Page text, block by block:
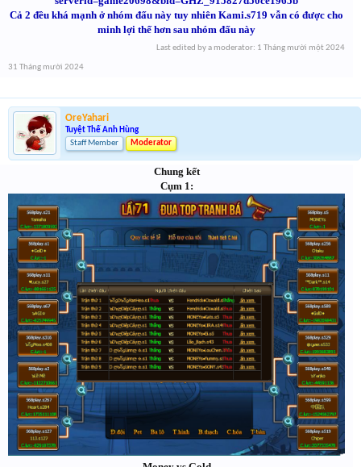
Cả 2 đều khá mạnh ở nhóm đấu này tuy nhiên Kami.s719 vẫn có được cho
minh lợi thế hơn sau nhóm đấu này
Last edited by a moderator: 1 Tháng mười một 2024
31 Tháng mười 2024
OreYahari
Tuyệt Thế Anh Hùng
Staff Member
Moderator
Chung kết
Cụm 1: